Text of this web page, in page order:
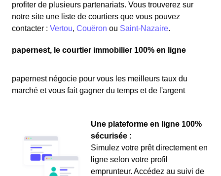
profiter de plusieurs partenariats. Vous trouverez sur
notre site une liste de courtiers que vous pouvez
contacter : Vertou, Couëron ou Saint-Nazaire.
papernest, le courtier immobilier 100% en ligne
papernest négocie pour vous les meilleurs taux du
marché et vous fait gagner du temps et de l'argent
Une plateforme en ligne 100%
sécurisée :
Simulez votre prêt directement en
ligne selon votre profil
emprunteur. Accédez au suivi de